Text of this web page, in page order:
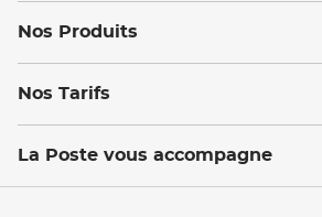
Nos Produits
Nos Tarifs
La Poste vous accompagne